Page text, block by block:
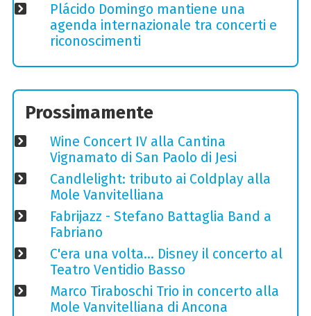
Plácido Domingo mantiene una
agenda internazionale tra concerti e
riconoscimenti
Prossimamente
Wine Concert IV alla Cantina
Vignamato di San Paolo di Jesi
Candlelight: tributo ai Coldplay alla
Mole Vanvitelliana
Fabrijazz - Stefano Battaglia Band a
Fabriano
C'era una volta… Disney il concerto al
Teatro Ventidio Basso
Marco Tiraboschi Trio in concerto alla
Mole Vanvitelliana di Ancona